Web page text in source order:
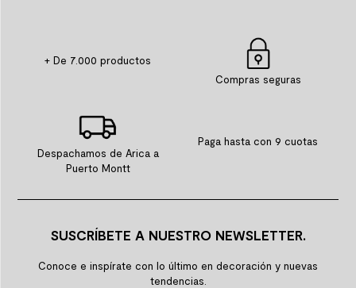
+ De 7.000 productos
Compras seguras
Despachamos de Arica a
Puerto Montt
Paga hasta con 9 cuotas
SUSCRÍBETE A NUESTRO NEWSLETTER.
Conoce e inspírate con lo último en decoración y nuevas
tendencias.